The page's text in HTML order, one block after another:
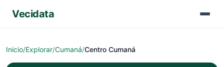
Vecidata
Inicio/Explorar/Cumaná/Centro Cumaná